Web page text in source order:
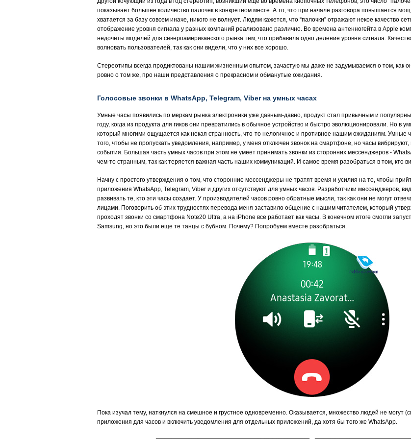
показывает большее количество палочек в конкретном месте. А то, что при начале разговора повышается
хватается за базу совсем иначе, никого не волнует. Людям кажется, что “палочки” отражают некое качество
отображение уровня сигнала у разных компаний реализовано различно. Во времена антенногейта в Apple
недочеты моделей для североамериканского рынка тем, что прибавила одно деление уровня сигнала.
волновать пользователей, так как они видели, что у них все хорошо.
Стереотипы всегда продиктованы нашим жизненным опытом, зачастую мы даже не задумываемся о том, как
ровно о том же, про наши представления о прекрасном и обманутые ожидания.
Голосовые звонки в WhatsApp, Telegram, Viber на умных часах
Умные часы появились по меркам рынка электроники уже давным-давно, продукт стал привычным и
году, когда из продукта для гиков они превратились в обычное устройство и быстро эволюционировали. Но в
который многими ощущается как некая странность, что-то нелогичное и противное нашим ожиданиям. Умные
того, чтобы не пропускать уведомления, например, у меня отключен звонок на смартфоне, но часы вибрируют,
события. Большая часть умных часов при этом не умеет принимать звонки из сторонних мессенджеров -
чем-то странным, так как теряется важная часть наших коммуникаций. И самое время разобраться в том, кто
Начну с простого утверждения о том, что сторонние мессенджеры не тратят время и усилия на то, чтобы
приложения WhatsApp, Telegram, Viber и других отсутствуют для умных часов. Разработчики мессенджеров,
развивать те, кто эти часы создает. У производителей часов ровно обратные мысли, так как они не могут
лицами. Поговорить об этих трудностях перевода меня заставило общение с нашим читателем, который
проходят звонки со смартфона Note20 Ultra, а на iPhone все работает как часы. В конечном итоге смогли
Samsung, но это были еще те танцы с бубном. Почему? Попробуем вместе разобраться.
Пока изучал тему, наткнулся на смешное и грустное одновременно. Оказывается, множество людей не могут
приложения для часов и включить уведомления для отдельных приложений, да хотя бы того же WhatsApp.